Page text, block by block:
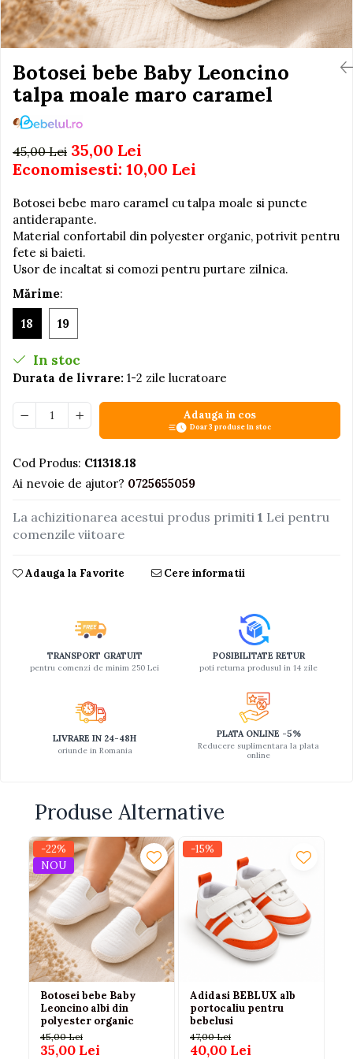
Jucarii de baie
Seturi de frumusete
Caluti balansoar
Interactive, educative si
muzicale
Figurine
Ateliere si unelte
Covorase de dans
Creative
De plus
Electrocasnice si bucatarii
Fotolii gonflabile
Jocuri de indemanare
Jucarii educative din lemn
Motociclete
Muzica si instrumente
Saltelute si centre de activitati
Seturi de doctor
Vehicule de constructii
Ingrijire cosmetica mamici
Perioada Alaptarii
Perioada Sarcinii
Pompe de san
Sisteme De Purtare
Botosei bebe Baby Leoncino
talpa moale maro caramel
45,00 Lei 35,00 Lei
Economisesti: 10,00 Lei
Botosei bebe maro caramel cu talpa moale si puncte
antiderapante.
Material confortabil din polyester organic, potrivit pentru
fete si baieti.
Usor de incaltat si comozi pentru purtare zilnica.
Mărime:
18
19
In stoc
Durata de livrare: 1-2 zile lucratoare
Adauga in cos
Doar 3 produse in stoc
Cod Produs: C11318.18
Ai nevoie de ajutor? 0725655059
La achizitionarea acestui produs primiti 1 Lei pentru
comenzile viitoare
Adauga la Favorite Cere informatii
TRANSPORT GRATUIT
pentru comenzi de minim 250 Lei
POSIBILITATE RETUR
poti returna produsul in 14 zile
LIVRARE IN 24-48H
oriunde in Romania
PLATA ONLINE -5%
Reducere suplimentara la plata
online
Produse Alternative
-22%
NOU
Botosei bebe Baby
Leoncino albi din
polyester organic
45,00 Lei
35,00 Lei
-15%
Adidasi BEBLUX alb
portocaliu pentru
bebelusi
47,00 Lei
40,00 Lei